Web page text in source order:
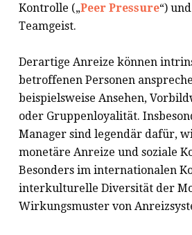
Kontrolle („Peer Pressure“)
Teamgeist.
Derartige Anreize können
betroffenen Personen
beispielsweise Ansehen,
oder Gruppenloyalität.
Manager sind legendär dafür,
monetäre Anreize und soziale
Besonders im internationalen
interkulturelle Diversität der
Wirkungsmuster von